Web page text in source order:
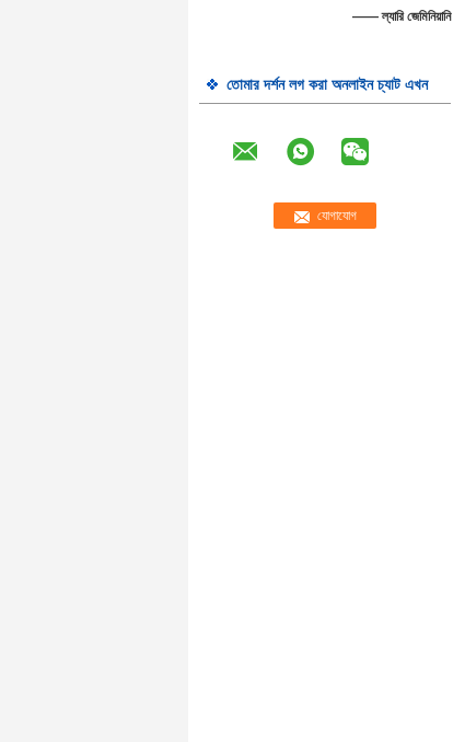
—— ল্যারি জেমিনিয়ানি
তোমার দর্শন লগ করা অনলাইন চ্যাট এখন